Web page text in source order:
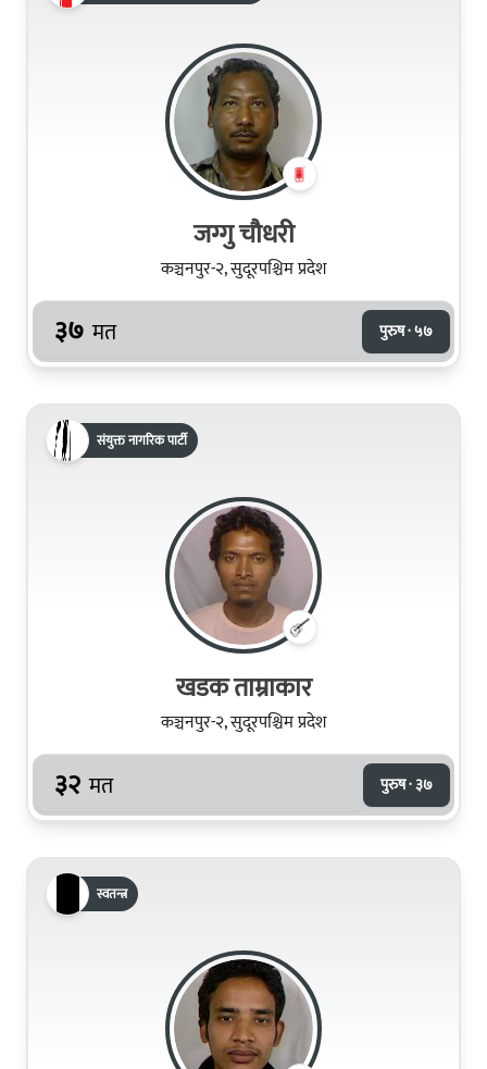
जग्गु चौधरी
कञ्चनपुर-२, सुदूरपश्चिम प्रदेश
३७ मत पुरुष · ५७
संयुक्त नागरिक पार्टी
खडक ताम्राकार
कञ्चनपुर-२, सुदूरपश्चिम प्रदेश
३२ मत पुरुष · ३७
स्वतन्त्र